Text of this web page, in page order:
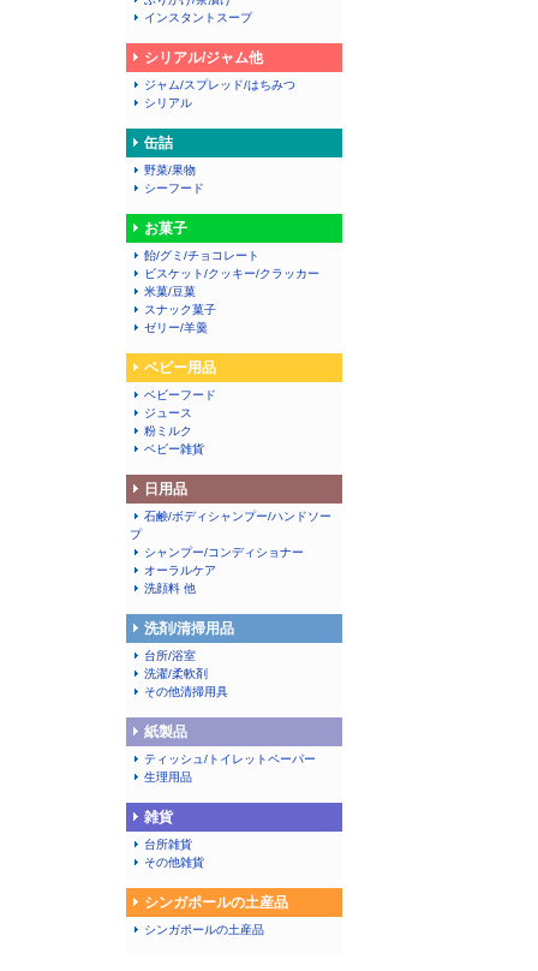
インスタントスープ
シリアル/ジャム他
ジャム/スプレッド/はちみつ
シリアル
缶詰
野菜/果物
シーフード
お菓子
飴/グミ/チョコレート
ビスケット/クッキー/クラッカー
米菓/豆菓
スナック菓子
ゼリー/羊羹
ベビー用品
ベビーフード
ジュース
粉ミルク
ベビー雑貨
日用品
石鹸/ボディシャンプー/ハンドソー
プ
シャンプー/コンディショナー
オーラルケア
洗顔料 他
洗剤/清掃用品
台所/浴室
洗濯/柔軟剤
その他清掃用具
紙製品
ティッシュ/トイレットペーパー
生理用品
雑貨
台所雑貨
その他雑貨
シンガポールの土産品
シンガポールの土産品